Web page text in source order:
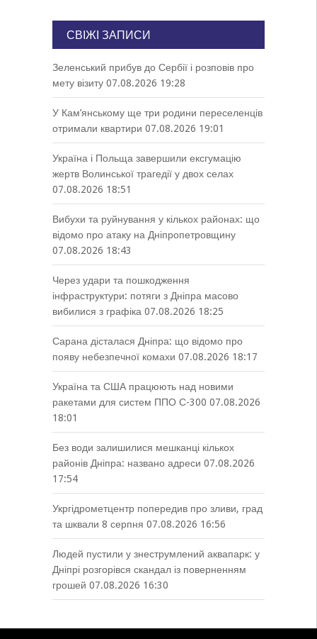
СВІЖІ ЗАПИСИ
Зеленський прибув до Сербії і розповів про
мету візиту 07.08.2026 19:28
У Кам’янському ще три родини переселенців
отримали квартири 07.08.2026 19:01
Україна і Польща завершили ексгумацію
жертв Волинської трагедії у двох селах
07.08.2026 18:51
Вибухи та руйнування у кількох районах: що
відомо про атаку на Дніпропетровщину
07.08.2026 18:43
Через удари та пошкодження
інфраструктури: потяги з Дніпра масово
вибилися з графіка 07.08.2026 18:25
Сарана дісталася Дніпра: що відомо про
появу небезпечної комахи 07.08.2026 18:17
Україна та США працюють над новими
ракетами для систем ППО С-300 07.08.2026
18:01
Без води залишилися мешканці кількох
районів Дніпра: названо адреси 07.08.2026
17:54
Укргідрометцентр попередив про зливи, град
та шквали 8 серпня 07.08.2026 16:56
Людей пустили у знеструмлений аквапарк: у
Дніпрі розгорівся скандал із поверненням
грошей 07.08.2026 16:30